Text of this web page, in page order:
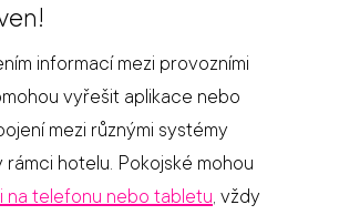
informací mezi provozními
vyřešit aplikace nebo
mezi různými systémy
rámci hotelu. Pokojské mohou
na telefonu nebo tabletu, vždy